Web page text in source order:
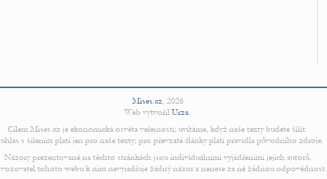
Mises.cz, 2026
Web vytvořil Urza.
Cílem Mises.cz je ekonomická osvěta veřejnosti; uvítáme, když naše texty budete šířit.
s šířením platí jen pro naše texty; pro převzaté články platí pravidla původního zdroje.
Názory prezentované na těchto stránkách jsou individuálními vyjádřeními jejich autorů.
tohoto webu k nim nevyjadřuje žádný názor a nenese za ně žádnou odpovědnost.